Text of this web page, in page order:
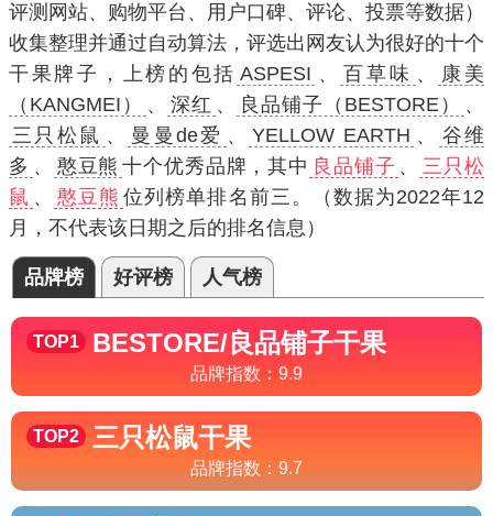
评测网站、购物平台、用户口碑、评论、投票等数据）
收集整理并通过自动算法，评选出网友认为很好的十个
干果牌子，上榜的包括 ASPESI 、 百草味 、
康美
（KANGMEI）
、 深红 、 良品铺子（BESTORE）
、
三只松鼠 、 曼曼de爱 、 YELLOW EARTH 、
谷维
多 、 憨豆熊 十个优秀品牌，其中 良品铺子 、
三只松
鼠 、 憨豆熊 位列榜单排名前三。（数据为2022年12
月，不代表该日期之后的排名信息）
品牌榜 好评榜 人气榜
TOP1 BESTORE/良品铺子干果
品牌指数： 9.9
TOP2 三只松鼠干果
品牌指数： 9.7